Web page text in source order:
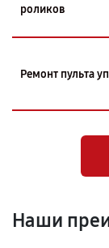
роликов
Ремонт пульта
Наши